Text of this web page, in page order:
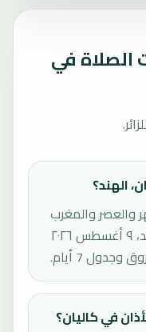
في
الهند؟
والعصر والمغرب
والعشاء في كاليان، الهند بتاريخ الأحد، ٩ أغسطس ٢٠٢٦
في كاليان؟